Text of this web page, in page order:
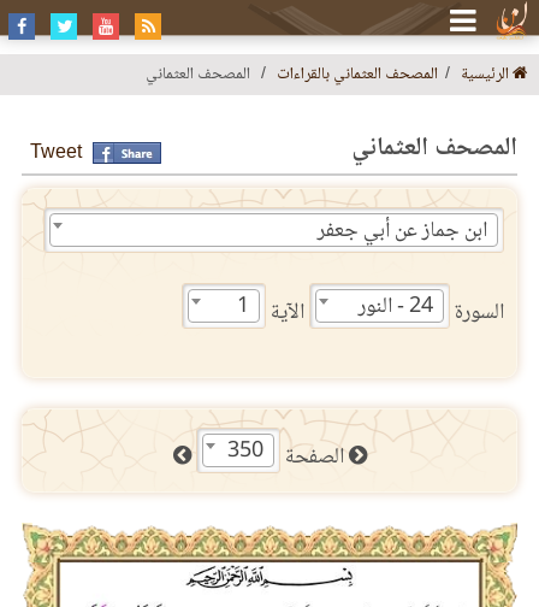
الرئيسية المصحف العثماني بالقراءات المصحف العثماني
المصحف العثماني Tweet
ابن جماز عن أبي جعفر
السورة 24 - النور الآية 1
الصفحة 350